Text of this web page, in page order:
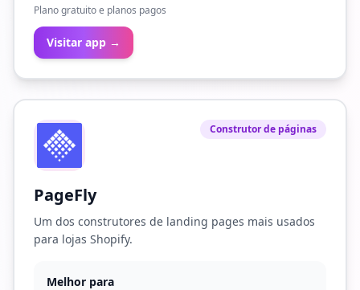
Plano gratuito e planos pagos
Visitar app →
Construtor de páginas
PageFly
Um dos construtores de landing pages mais usados
para lojas Shopify.
Melhor para